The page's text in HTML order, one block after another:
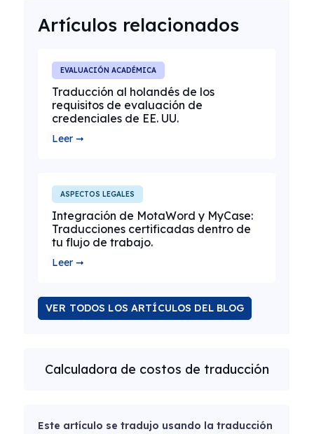
Artículos relacionados
EVALUACIÓN ACADÉMICA
Traducción al holandés de los
requisitos de evaluación de
credenciales de EE. UU.
Leer ➞
ASPECTOS LEGALES
Integración de MotaWord y MyCase:
Traducciones certificadas dentro de
tu flujo de trabajo.
Leer ➞
VER TODOS LOS ARTÍCULOS DEL BLOG
Calculadora de costos de traducción
Este artículo se tradujo usando la traducción